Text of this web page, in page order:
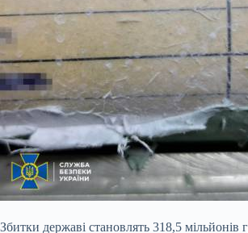
Збитки державі становлять 318,5